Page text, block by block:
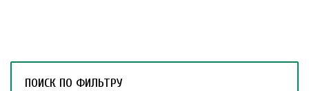
ПОИСК ПО ФИЛЬТРУ